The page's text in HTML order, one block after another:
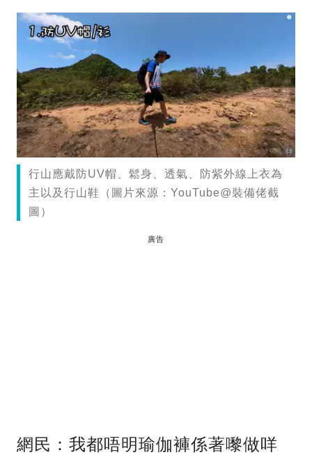
行山應戴防UV帽、鬆身、透氣、防紫外線上衣為
主以及行山鞋（圖片來源：YouTube@裝備佬截
圖）
廣告
網民：我都唔明瑜伽褲係著嚟做咩